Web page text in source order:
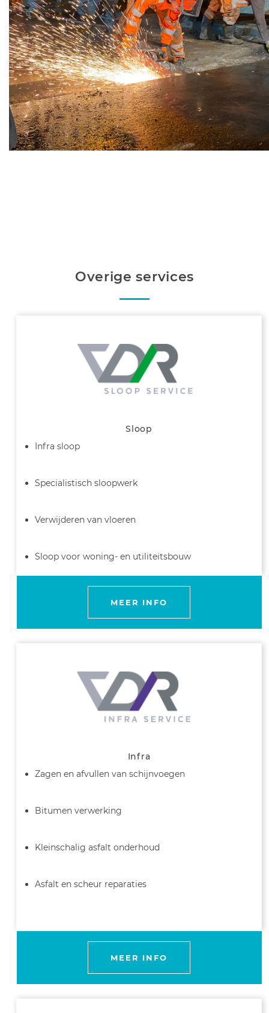
Overige services
Sloop
Infra sloop
Specialistisch sloopwerk
Verwijderen van vloeren
Sloop voor woning- en utiliteitsbouw
MEER INFO
Infra
Zagen en afvullen van schijnvoegen
Bitumen verwerking
Kleinschalig asfalt onderhoud
Asfalt en scheur reparaties
MEER INFO